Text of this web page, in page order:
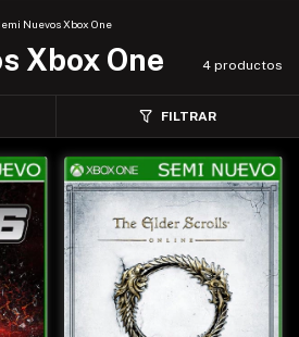
Nuevos Xbox One
Xbox One 4 productos
FILTRAR